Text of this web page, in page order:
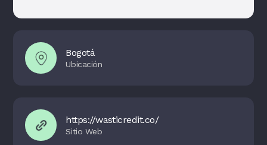
Bogotá
https://wasticredit.co/